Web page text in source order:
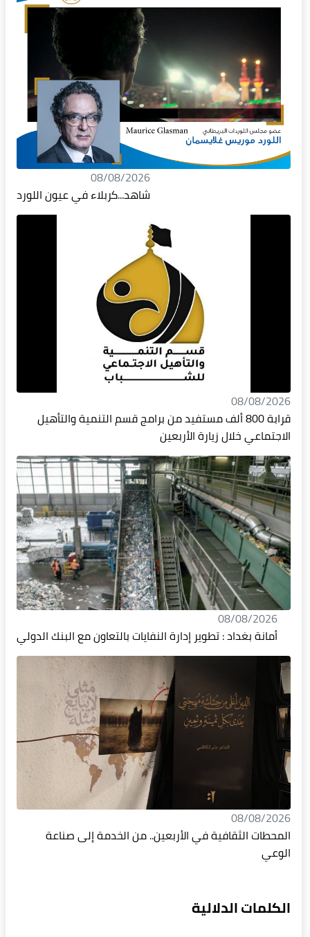
08/08/2026
شاهد...كربلاء في عيون اللورد
08/08/2026
قرابة 800 ألف مستفيد من برامج قسم التنمية والتأهيل
الاجتماعي خلال زيارة الأربعين
08/08/2026
أمانة بغداد : تطوير إدارة النفايات بالتعاون مع البنك الدولي
08/08/2026
المحطات الثقافية في الأربعين.. من الخدمة إلى صناعة
الوعي
الكلمات الدلالية